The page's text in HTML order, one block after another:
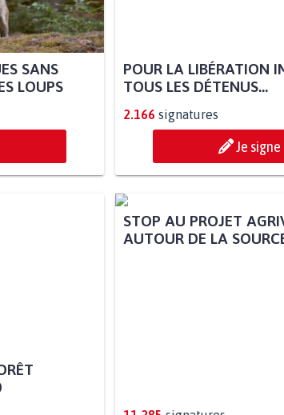
SANS
LOUPS
POUR LA LIBÉRATION
TOUS LES DÉTENUS...
2.166 signatures
Je signe